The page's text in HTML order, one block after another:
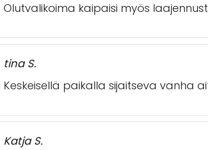
Olutvalikoima kaipaisi myös
tina S.
Keskeisellä paikalla sijaitseva vanha
Katja S.